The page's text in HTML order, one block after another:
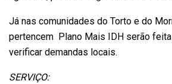
Já nas comunidades do Torto e do
pertencem Plano Mais IDH serão
verificar demandas locais.
SERVIÇO: